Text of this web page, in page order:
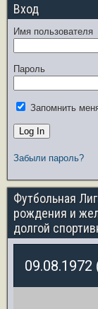
Вход
Имя пользователя
Пароль
Запомнить
Забыли пароль?
Футбольная
рождения и
долгой
09.08.1972